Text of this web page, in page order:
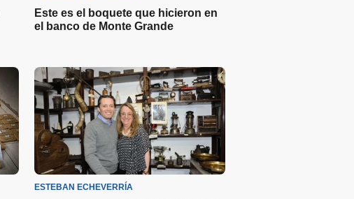
Este es el boquete que hicieron en
el banco de Monte Grande
ESTEBAN ECHEVERRÍA